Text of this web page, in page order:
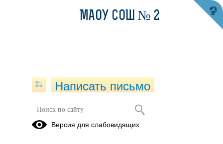
Полное наименование
образовательной организации* общеобразовательное
МАОУ СОШ № 2
Написать письмо
Версия для слабовидящих